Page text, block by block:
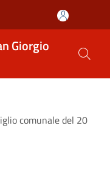
Giorgio
comunale del 20